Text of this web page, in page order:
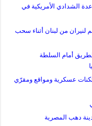
الشدادي الأمريكية في
جنود بعد تعرضهم لنيران من لبنان أثناء سحب
أمام السلطة
عسكرية ومواقع ومقرّي
دهب المصرية